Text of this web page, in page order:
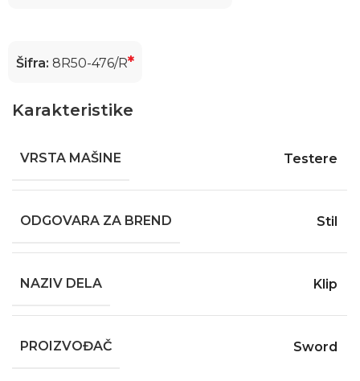
Šifra:8R50-476/R*
Karakteristike
VRSTA MAŠINE Testere
ODGOVARA ZA BREND Stil
NAZIV DELA Klip
PROIZVOĐAČ Sword